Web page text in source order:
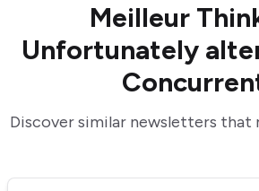
Meilleur
Unfortunately
Discover similar newsletters